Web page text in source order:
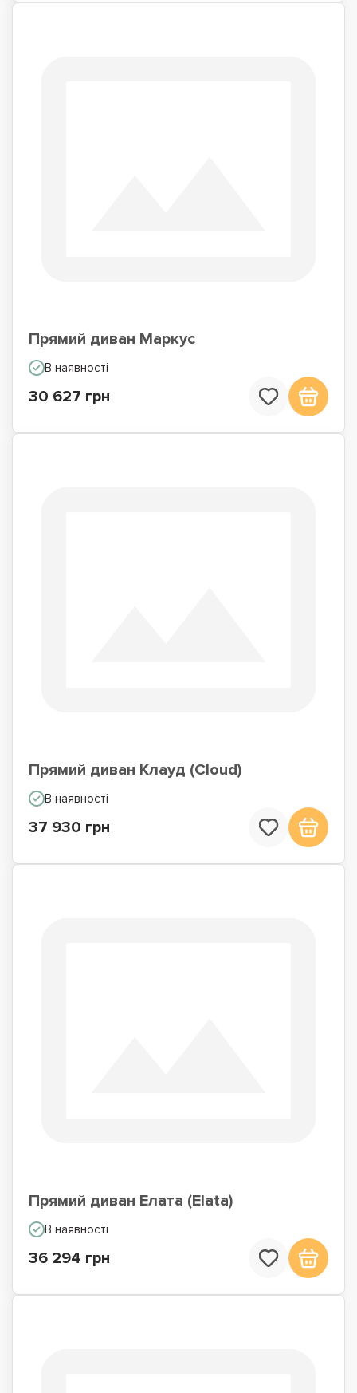
Прямий диван Маркус
В наявності
30 627 грн
Прямий диван Клауд (Cloud)
В наявності
37 930 грн
Прямий диван Елата (Elata)
В наявності
36 294 грн